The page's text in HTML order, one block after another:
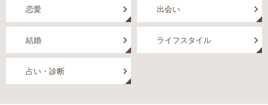
恋愛 出会い
結婚 ライフスタイル
占い・診断